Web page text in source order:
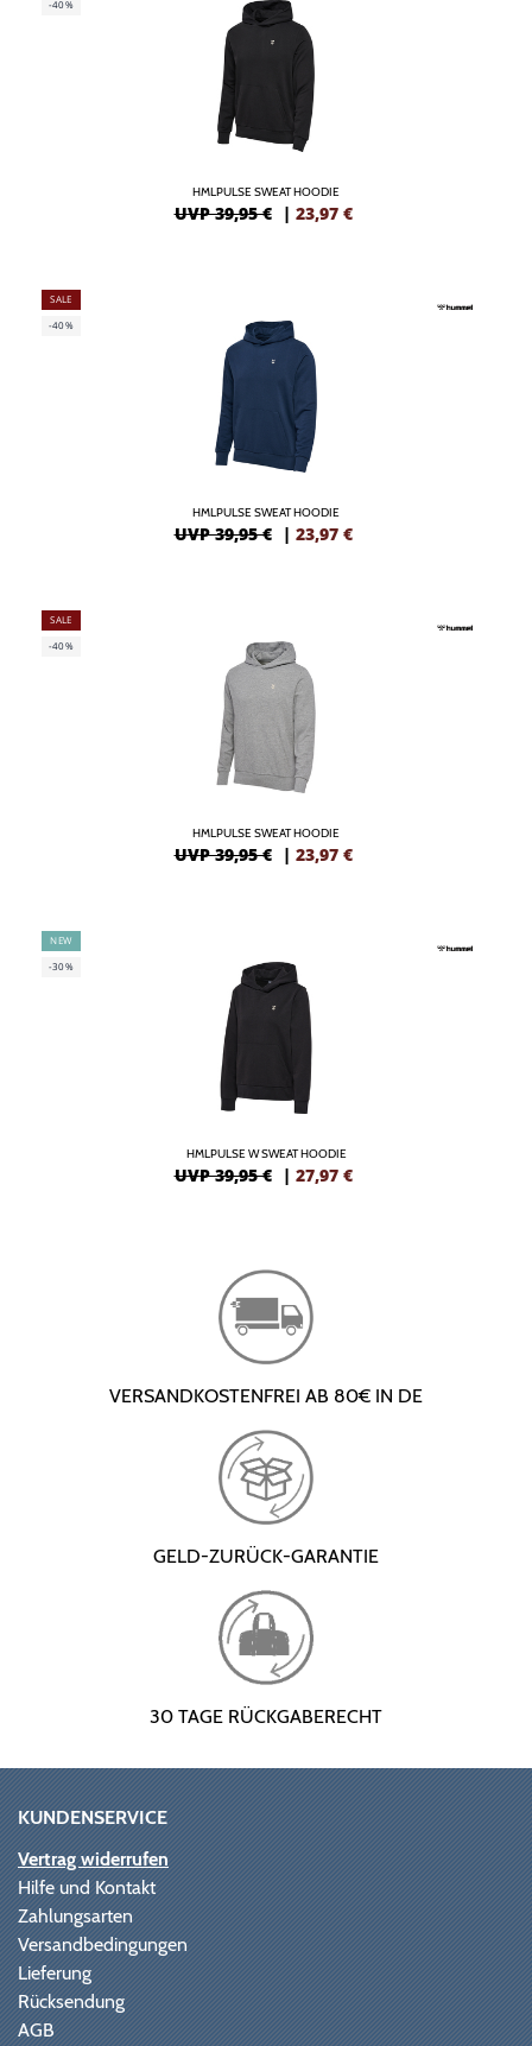
-40%
HMLPULSE SWEAT HOODIE
UVP 39,95 € | 23,97 €
SALE
-40%
HMLPULSE SWEAT HOODIE
UVP 39,95 € | 23,97 €
SALE
-40%
HMLPULSE SWEAT HOODIE
UVP 39,95 € | 23,97 €
NEW
-30%
HMLPULSE W SWEAT HOODIE
UVP 39,95 € | 27,97 €
VERSANDKOSTENFREI AB 80€ IN DE
GELD-ZURÜCK-GARANTIE
30 TAGE RÜCKGABERECHT
KUNDENSERVICE
Vertrag widerrufen
Hilfe und Kontakt
Zahlungsarten
Versandbedingungen
Lieferung
Rücksendung
AGB